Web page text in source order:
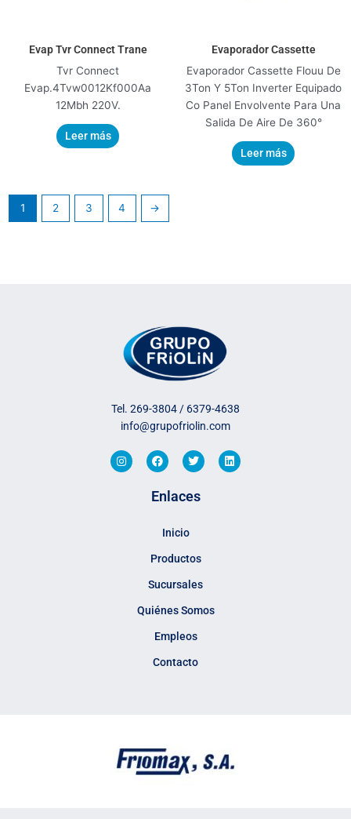
Evap Tvr Connect Trane
Tvr Connect
Evap.4Tvw0012Kf000Aa
12Mbh 220V.
Leer más
Evaporador Cassette
Evaporador Cassette Flouu De
3Ton Y 5Ton Inverter Equipado
Co Panel Envolvente Para Una
Salida De Aire De 360°
Leer más
1 2 3 4 →
Tel. 269-3804 / 6379-4638
info@grupofriolin.com
I
n
s
F
a
c
b
T
w
i
t
L
i
n
Enlaces
Inicio
Productos
Sucursales
Quiénes Somos
Empleos
Contacto